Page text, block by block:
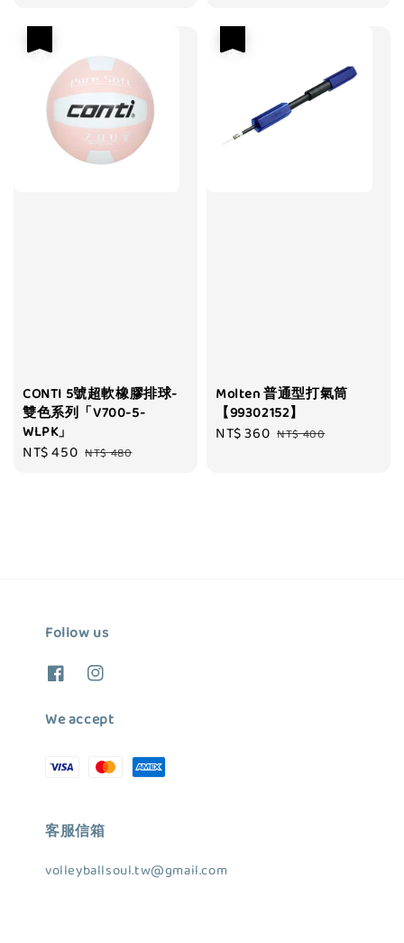
CONTI 5號超軟橡膠排球-
雙色系列「V700-5-
WLPK」
Sale
NT$ 450 Regular
NT$ 480
Molten 普通型打氣筒
【99302152】
Sale
NT$ 360 Regular
NT$ 400
Follow us
We accept
客服信箱
volleyballsoul.tw@gmail.com